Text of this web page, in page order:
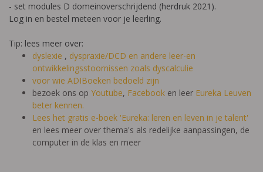
- set modules D domeinoverschrijdend (herdruk 2021).
Log in en bestel meteen voor je leerling.
Tip: lees meer over:
dyslexie , dyspraxie/DCD en andere leer-en
ontwikkelingsstoornissen zoals dyscalculie
voor wie ADIBoeken bedoeld zijn
bezoek ons op Youtube, Facebook en leer Eureka Leuven
beter kennen.
Lees het gratis e-boek 'Eureka: leren en leven in je talent'
en lees meer over thema's als redelijke aanpassingen, de
computer in de klas en meer